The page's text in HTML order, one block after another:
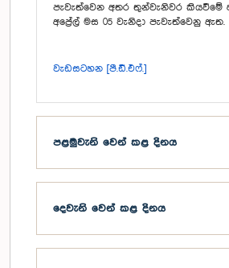
පැවැත්වෙන අතර තුන්වැනිවර කියවීමේ
අප්‍රේල් මස 05 වැනිදා පැවැත්වෙනු ඇත.
වැඩසටහන [පී.ඩී.එෆ්.]
පළමුවැනි වෙන් කළ දිනය
දෙවැනි වෙන් කළ දිනය